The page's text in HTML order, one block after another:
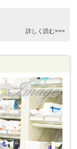
詳しく読む>>>